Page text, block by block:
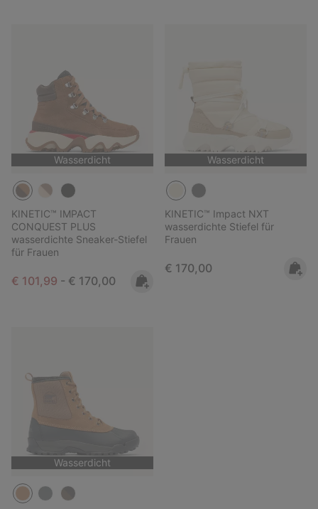
Wasserdicht
KINETIC™ IMPACT
CONQUEST PLUS
wasserdichte Sneaker-Stiefel
für Frauen
Minimum sale price:
€ 101,99 - Maximum price:
€ 170,00
Wasserdicht
KINETIC™ Impact NXT
wasserdichte Stiefel für
Frauen
Regular price:
€ 170,00
Wasserdicht